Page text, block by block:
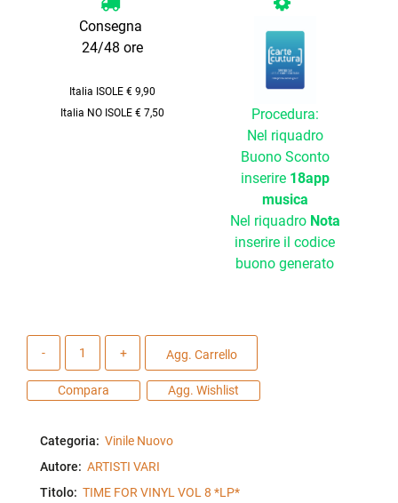
Consegna
24/48 ore
Italia ISOLE € 9,90
Italia NO ISOLE € 7,50
Procedura:
Nel riquadro
Buono Sconto
inserire 18app
musica
Nel riquadro Nota
inserire il codice
buono generato
Agg. Carrello
Compara Agg. Wishlist
Categoria: Vinile Nuovo
Autore: ARTISTI VARI
Titolo: TIME FOR VINYL VOL 8 *LP*